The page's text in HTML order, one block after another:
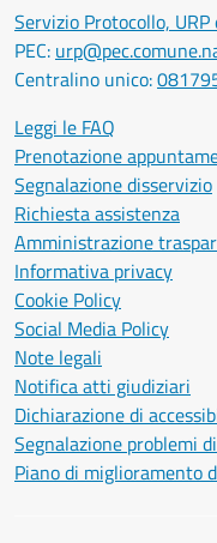
Servizio Protocollo,
PEC:
Centralino unico:
Leggi le FAQ
Prenotazione
Segnalazione disservizio
Richiesta assistenza
Amministrazione
Informativa privacy
Cookie Policy
Social Media Policy
Note legali
Notifica atti giudiziari
Dichiarazione di
Segnalazione problemi
Piano di miglioramento